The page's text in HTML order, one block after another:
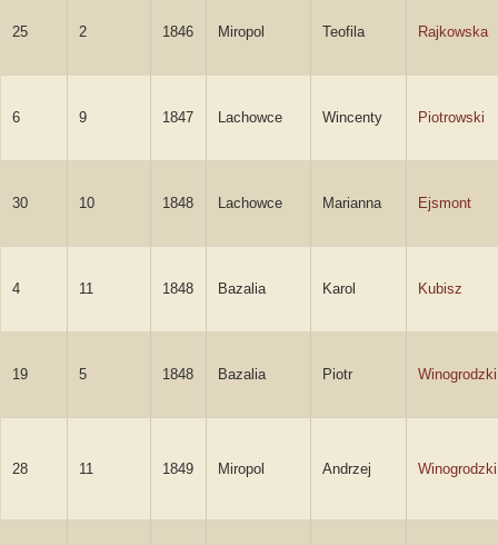
25 2 1846 Miropol Teofila Rajkowska
6 9 1847 Lachowce Wincenty Piotrowski
30 10 1848 Lachowce Marianna Ejsmont
4 11 1848 Bazalia Karol Kubisz
19 5 1848 Bazalia Piotr Winogrodzki
28 11 1849 Miropol Andrzej Winogrodzki